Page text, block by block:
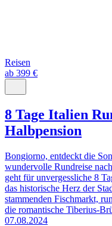
Reisen
ab 399 €
8 Tage Italien
Halbpension
Bongiorno, entdeckt die
wundervolle Rundreise
geht für unvergessliche 8
das historische Herz der
stammenden Fischmarkt,
die romantische Tiberius-
07.08.2024